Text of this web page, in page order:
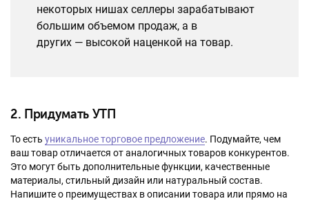
некоторых нишах селлеры зарабатывают
большим объемом продаж, а в
других — высокой наценкой на товар.
2. Придумать УТП
То есть уникальное торговое предложение. Подумайте, чем
ваш товар отличается от аналогичных товаров конкурентов.
Это могут быть дополнительные функции, качественные
материалы, стильный дизайн или натуральный состав.
Напишите о преимуществах в описании товара или прямо на